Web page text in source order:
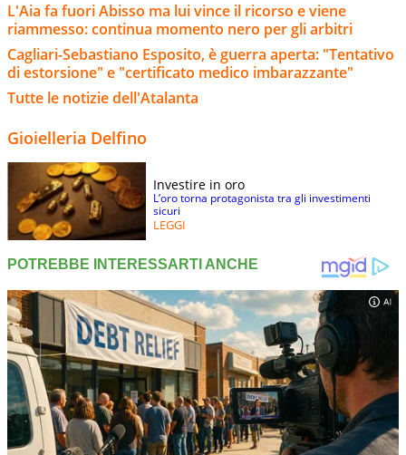
L'Aia fa fuori Abisso ma lui vince il ricorso e viene
riammesso: continua momento nero per gli arbitri
Cagliari-Sebastiano Esposito, è guerra aperta: "Tentativo
di estorsione" e "certificato medico imbarazzante"
Tutte le notizie dell'Atalanta
Gioielleria Delfino
Investire in oro
L’oro torna protagonista tra gli investimenti
sicuri
LEGGI